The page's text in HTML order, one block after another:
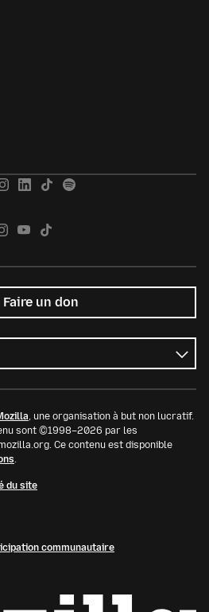
Faire un don
, une organisation à but non lucratif.
sont ©1998–2026 par les
Ce contenu est disponible
.
du site
communautaire